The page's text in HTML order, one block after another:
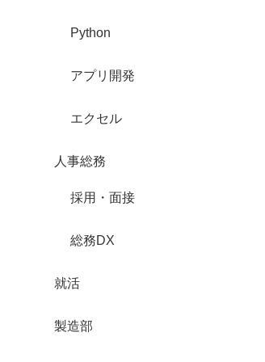
Python
アプリ開発
エクセル
人事総務
採用・面接
総務DX
就活
製造部